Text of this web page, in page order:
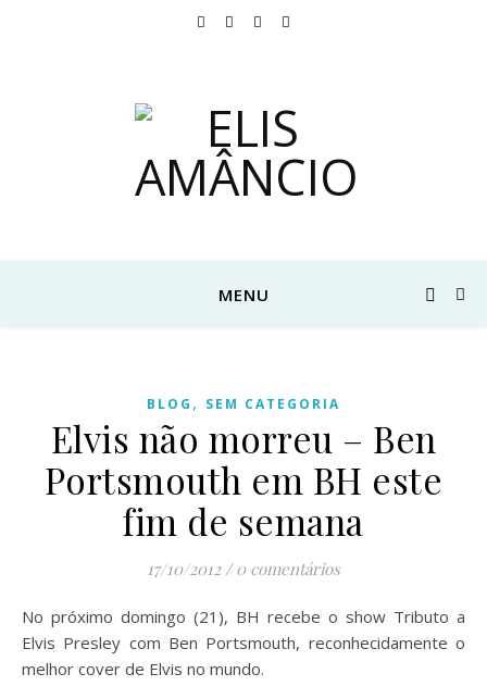
MENU
BLOG , SEM CATEGORIA
Elvis não morreu – Ben
Portsmouth em BH este
fim de semana
17/10/2012 / 0 comentários
No próximo domingo (21), BH recebe o show Tributo a
Elvis Presley com Ben Portsmouth, reconhecidamente o
melhor cover de Elvis no mundo.